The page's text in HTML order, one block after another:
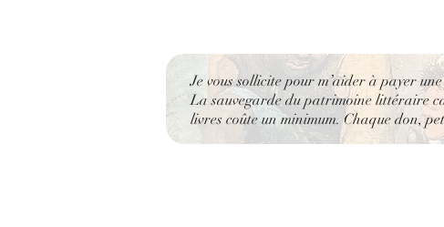
Je vous sollicite pour m’aider à payer
La sauvegarde du patrimoine littéraire
livres coûte un minimum. Chaque don,